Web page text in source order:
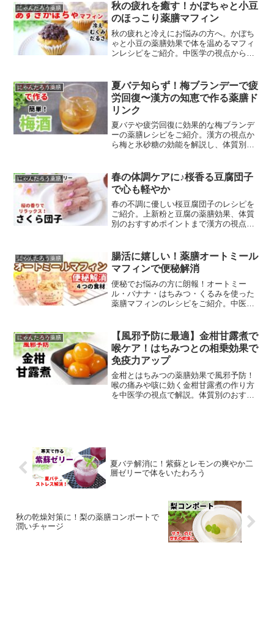
にゃんたろう薬膳
秋の疲れを癒す！かぼちゃと小豆
のほっこり薬膳マフィン
秋の疲れと冷えにお悩みの方へ。かぼち
ゃと小豆の薬膳効果で体を温めるマフィ
ンレシピをご紹介。中医学の視点から食
にゃんたろう薬膳
夏バテ知らず！梅ブランデーで疲
労回復〜漢方の知恵で作る薬膳ド
リンク
夏バテや疲労回復に効果的な梅ブランデ
ーの薬膳レシピをご紹介。漢方の視点か
ら梅と氷砂糖の効能を解説し、体質別の
にゃんたろう薬膳
春の体調ケアに♪桜香る豆腐団子
で心も軽やか
春の不調に優しい桜豆腐団子のレシピを
ご紹介。上新粉と豆腐の薬膳効果、体質
別のおすすめポイントまで漢方の視点で
にゃんたろう薬膳
腸活に嬉しい！薬膳オートミール
マフィンで便秘解消
便秘でお悩みの方に朗報！オートミー
ル・バナナ・はちみつ・くるみを使った
薬膳マフィンのレシピをご紹介。中医学
にゃんたろう薬膳
【風邪予防に最適】金柑甘露煮で
喉ケア！はちみつとの相乗効果で
免疫力アップ
金柑とはちみつの薬膳効果で風邪予防！
喉の痛みや咳に効く金柑甘露煮の作り方
を中医学の視点で解説。体質別のおすす
夏バテ解消に！紫蘇とレモンの爽やか二
層ゼリーで体をいたわろう
秋の乾燥対策に！梨の薬膳コンポートで
潤いチャージ